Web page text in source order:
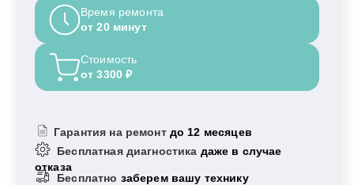
Время ремонта
от 20 минут
Стоимость
от 3300 ₽
Гарантия на ремонт до 12 месяцев
Бесплатная диагностика даже в случае
отказа
Бесплатно заберем вашу технику